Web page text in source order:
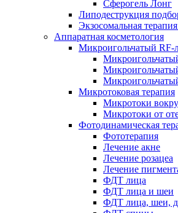
Сферогель Лонг
Липодеструкция
Экзосомальная
Аппаратная косметология
Микроигольчатый RF-
Микротоковая терапия
Микротоки
Микротоки от
Фотодинамическая
Фототерапия
Лечение акне
Лечение розацеа
Лечение
ФДТ лица
ФДТ лица и шеи
ФДТ лица, шеи,